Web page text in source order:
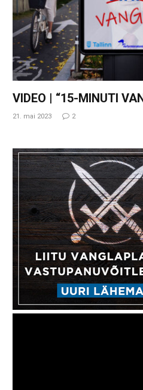
VIDEO | “15-MINUTI
21. mai 2023 2